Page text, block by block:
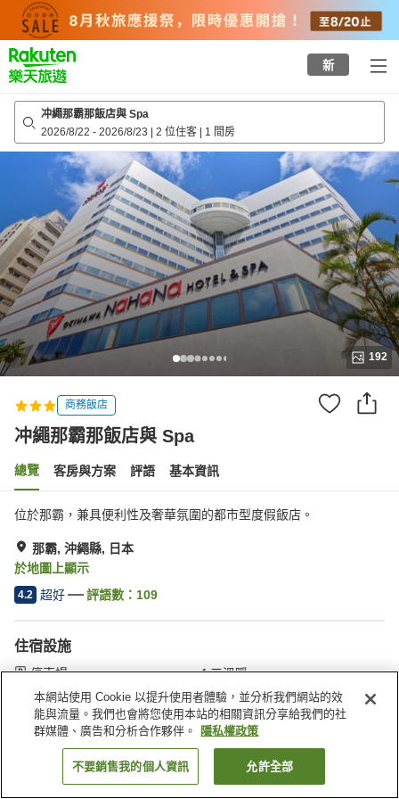
top
page
新
冲繩那霸那飯店與 Spa
2026/8/22 - 2026/8/23 | 2 位住客 | 1 間房
192
商務飯店
冲繩那霸那飯店與 Spa
總覽 客房與方案 評語 基本資訊
位於那霸，兼具便利性及奢華氛圍的都市型度假飯店。
那霸, 沖繩縣, 日本
於地圖上顯示
4.2 超好 評語數： 109
住宿設施
停車場
三溫暖
Spa／美容沙龍
餐廳
首頁 日本 沖繩縣 那霸 冲繩那霸那飯店與 Spa
找客房
本網站使用 Cookie 以提升使用者體驗，並分析我們網站的效
能與流量。我們也會將您使用本站的相關資訊分享給我們的社
群媒體、廣告和分析合作夥伴。
隱私權政策
不要銷售我的個人資訊 允許全部